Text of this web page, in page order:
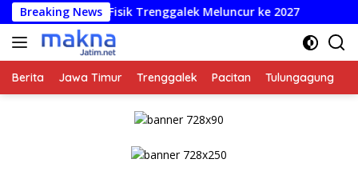
Langsung
ke
konten
Breaking News
Fisik Trenggalek Meluncur ke 2027 Perkuat Tata
Berita Jawa Timur Trenggalek Pacitan Tulungagung